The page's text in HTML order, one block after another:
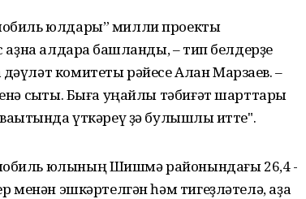
юлдары” милли проекты
алдараҡ башланды, – тип белдерҙе
комитеты рәйесе Алан Марзаев. –
сыҡты. Быға уңайлы тәбиғәт шарттары
үткәреү ҙә булышлыҡ итте".
юлының Шишмә районындағы 26,4 -
эшкәртелгән һәм тигеҙләтелә, аҙаҡ